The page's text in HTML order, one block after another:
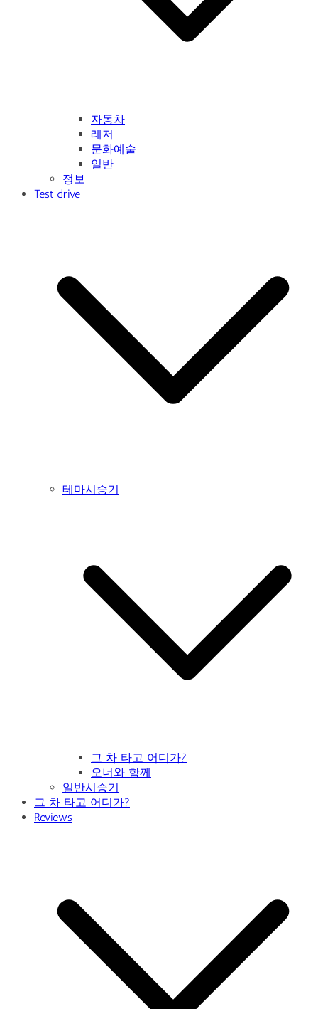
자동차
레저
문화예술
일반
정보
Test drive
테마시승기
그 차 타고 어디가?
오너와 함께
일반시승기
그 차 타고 어디가?
Reviews